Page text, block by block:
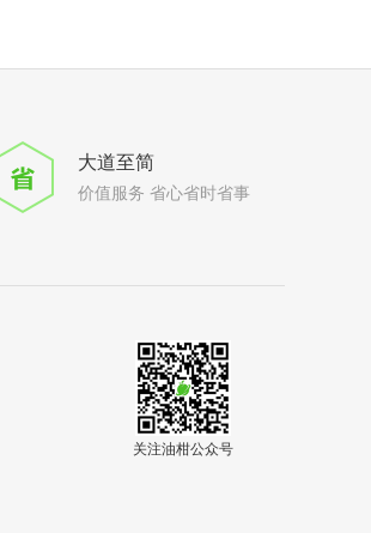
大道至简
价值服务 省心省时省事
关注油柑公众号